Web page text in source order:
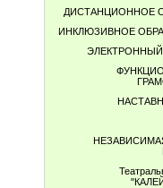
ДИСТАНЦИОННОЕ
ИНКЛЮЗИВНОЕ